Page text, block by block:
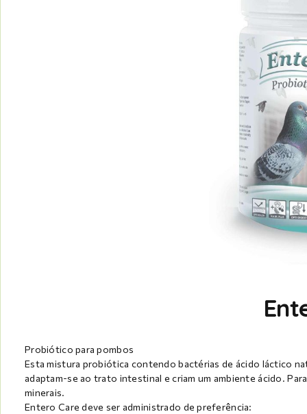
Probiótico para pombos
Esta mistura probiótica contendo bactérias de ácido láctico
adaptam-se ao trato intestinal e criam um ambiente ácido.
minerais.
Entero Care deve ser administrado de preferência: